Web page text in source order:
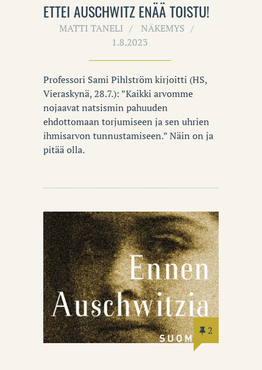
ETTEI AUSCHWITZ ENÄÄ TOISTU!
MATTI TANELI
NÄKEMYS
1.8.2023
Professori Sami Pihlström kirjoitti (HS,
Vieraskynä, 28.7.): ”Kaikki arvomme
nojaavat natsismin pahuuden
ehdottomaan torjumiseen ja sen uhrien
ihmisarvon tunnustamiseen.” Näin on ja
pitää olla.
2